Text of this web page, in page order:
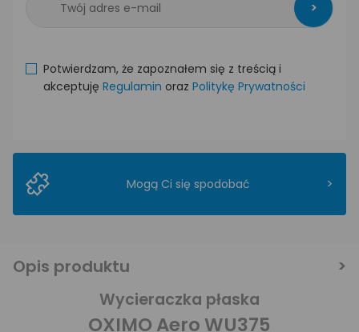
>
Potwierdzam, że zapoznałem się z treścią i
akceptuję Regulamin oraz Politykę Prywatności
Mogą Ci się spodobać >
Opis produktu
Wycieraczka płaska
OXIMO Aero WU375